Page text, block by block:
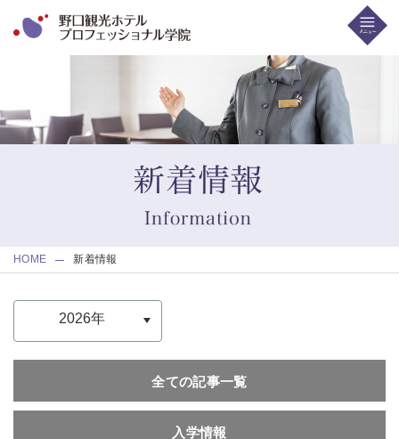
HOME 新着情報
全ての記事一覧
入学情報